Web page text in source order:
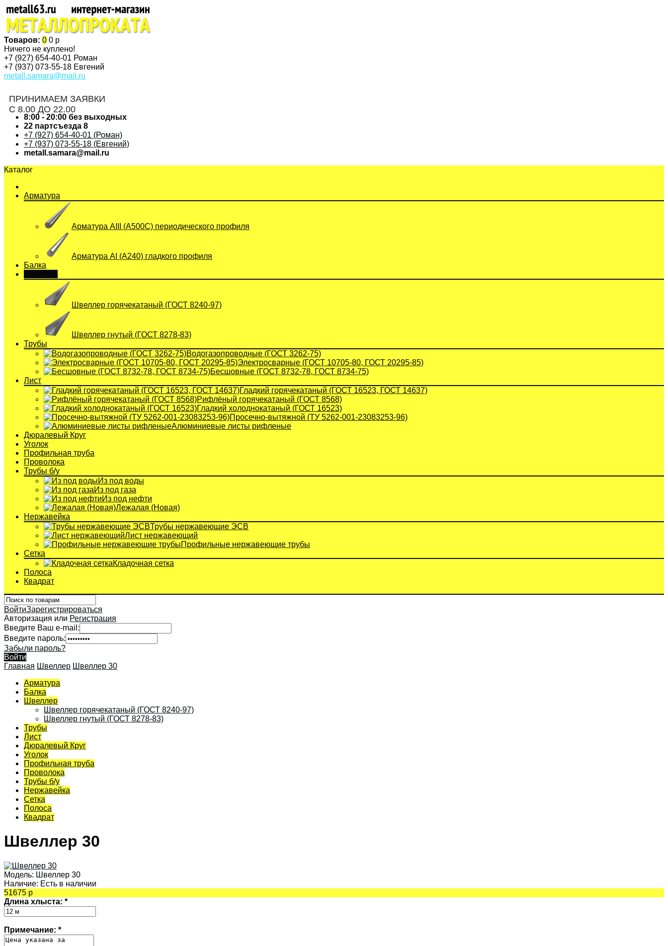
Товаров: 0 0 р
Ничего не куплено!
+7 (927) 654-40-01 Роман
+7 (937) 073-55-18 Евгений
metall.samara@mail.ru
ПРИНИМАЕМ ЗАЯВКИ
С 8.00 ДО 22.00
8:00 - 20:00 без выходных
22 партсъезда 8
+7 (927) 654-40-01 (Роман)
+7 (937) 073-55-18 (Евгений)
metall.samara@mail.ru
Каталог
Арматура
Арматура АIII (А500С) периодического профиля
Арматура АI (A240) гладкого профиля
Балка
Швеллер горячекатаный (ГОСТ 8240-97)
Швеллер гнутый (ГОСТ 8278-83)
Трубы
Водогазопроводные (ГОСТ 3262-75)
Электросварные (ГОСТ 10705-80, ГОСТ 20295-85)
Бесшовные (ГОСТ 8732-78, ГОСТ 8734-75)
Лист
Гладкий горячекатаный (ГОСТ 16523, ГОСТ 14637)
Рифлёный горячекатаный (ГОСТ 8568)
Гладкий холоднокатаный (ГОСТ 16523)
Просечно-вытяжной (ТУ 5262-001-23083253-96)
Алюминиевые листы рифленые
Дюралевый Круг
Уголок
Профильная труба
Проволока
Трубы б/у
Из под воды
Из под газа
Из под нефти
Лежалая (Новая)
Нержавейка
Трубы нержавеющие ЭСВ
Лист нержавеющий
Профильные нержавеющие трубы
Сетка
Кладочная сетка
Полоса
Квадрат
ВойтиЗарегистрироваться
Авторизация или Регистрация
Введите Ваш e-mail:
Введите пароль:
Забыли пароль?
Войти
Главная Швеллер Швеллер 30
Арматура
Балка
Швеллер
Швеллер горячекатаный (ГОСТ 8240-97)
Швеллер гнутый (ГОСТ 8278-83)
Трубы
Лист
Дюралевый Круг
Уголок
Профильная труба
Проволока
Трубы б/у
Нержавейка
Сетка
Полоса
Квадрат
Швеллер 30
Модель: Швеллер 30
Наличие: Есть в наличии
51675 р
Длина хлыста: *
Примечание: *